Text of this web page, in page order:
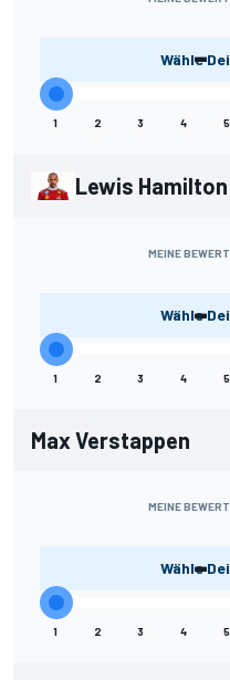
-
Wähle
1 2 3 4 5
Lewis Hamilton
MEINE
-
Wähle
1 2 3 4 5
Max Verstappen
MEINE
-
Wähle
1 2 3 4 5